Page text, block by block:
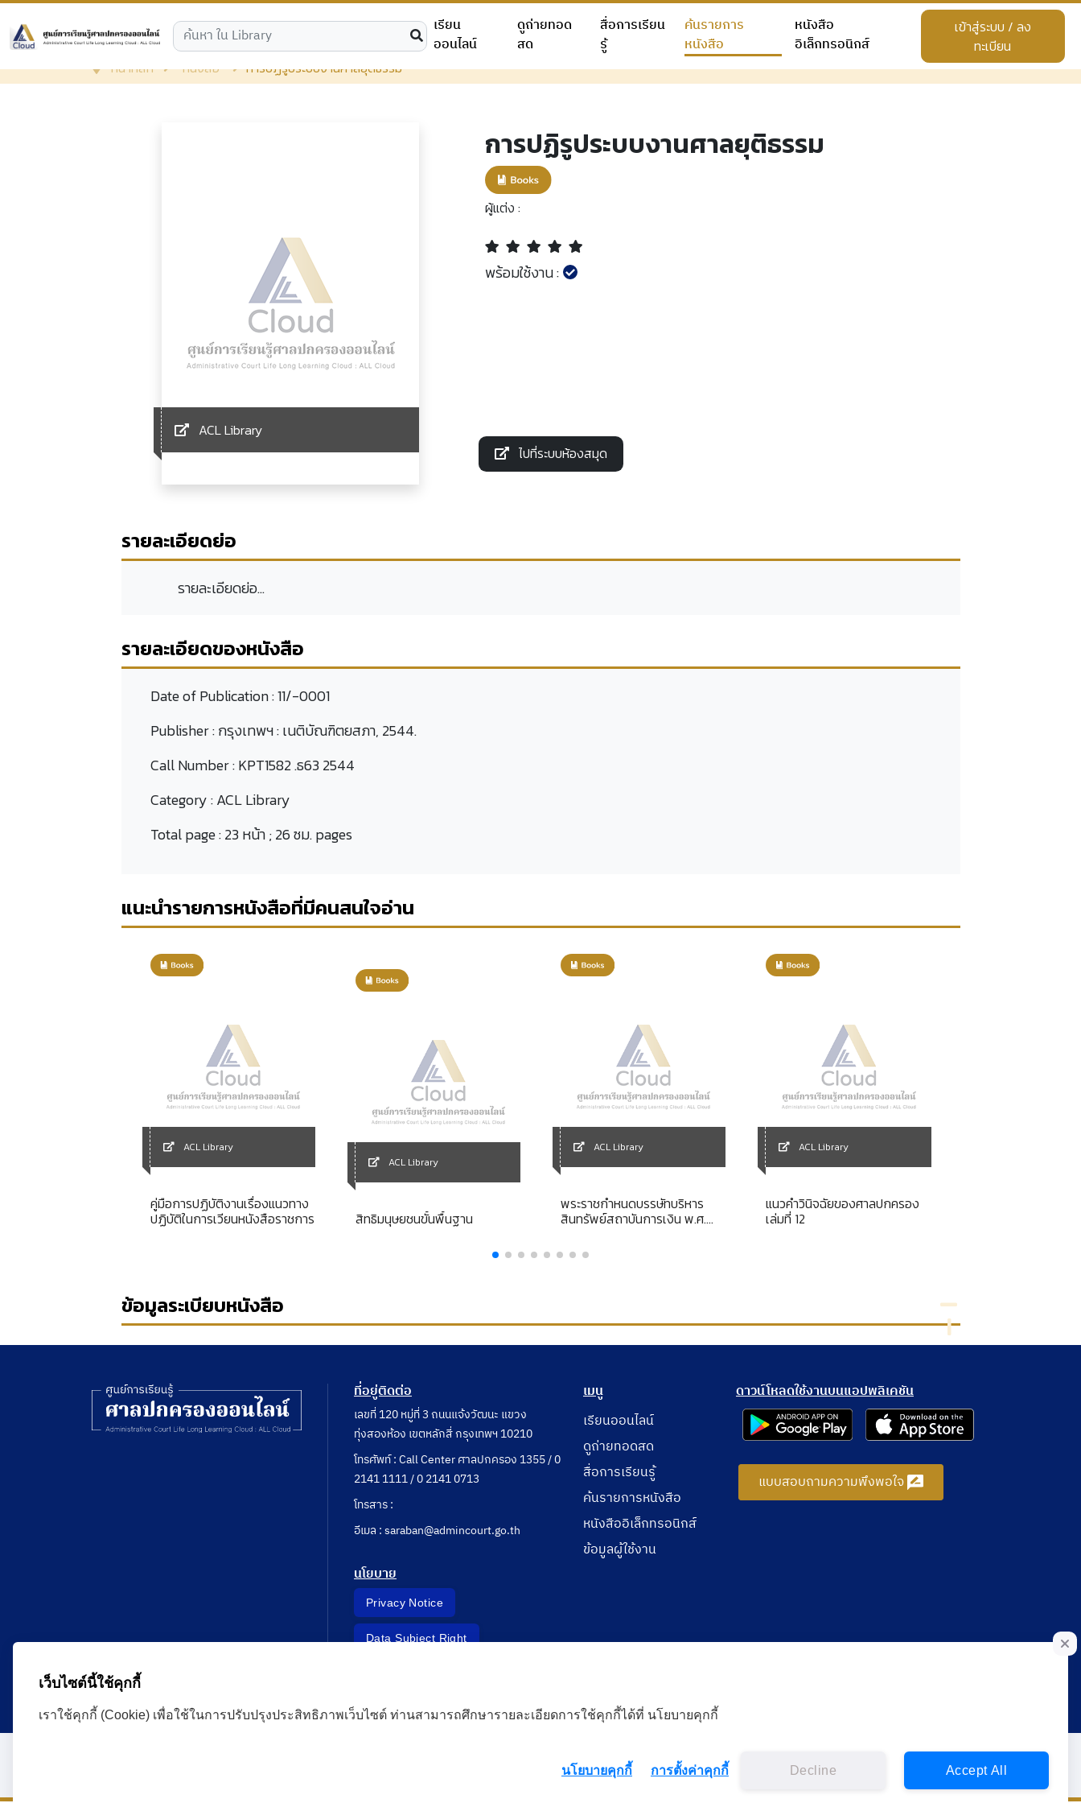
เรียน
ออนไลน์
ดูถ่ายทอด
สด
สื่อการเรียน
รู้
ค้นรายการ
หนังสือ
หนังสือ
อิเล็กทรอนิกส์
เข้าสู่ระบบ / ลง
ทะเบียน
หน้าหลัก
หนังสือ การปฏิรูประบบงานศาลยุติธรรม
ACL Library
การปฏิรูประบบงานศาลยุติธรรม
ผู้แต่ง :
พร้อมใช้งาน :
ไปที่ระบบห้องสมุด
รายละเอียดย่อ
รายละเอียดย่อ...
รายละเอียดของหนังสือ
Date of Publication :11/-0001
Publisher :กรุงเทพฯ : เนติบัณฑิตยสภา, 2544.
Call Number :KPT1582 .ธ63 2544
Category :ACL Library
Total page :23 หน้า ; 26 ซม. pages
แนะนำรายการหนังสือที่มีคนสนใจอ่าน
ACL Library
คู่มือการปฏิบัติงานเรื่องแนวทาง
ปฏิบัติในการเวียนหนังสือราชการ
ACL Library
สิทธิมนุษยชนขั้นพื้นฐาน
ACL Library
พระราชกำหนดบรรษัทบริหาร
สินทรัพย์สถาบันการเงิน พ.ศ.
ACL Library
แนวคำวินิจฉัยของศาลปกครอง
เล่มที่ 12
ข้อมูลระเบียบหนังสือ
ที่อยู่ติดต่อ
เลขที่ 120 หมู่ที่ 3 ถนนแจ้งวัฒนะ แขวง
ทุ่งสองห้อง เขตหลักสี่ กรุงเทพฯ 10210
โทรศัพท์ : Call Center ศาลปกครอง 1355 / 0
2141 1111 / 0 2141 0713
โทรสาร :
อีเมล : saraban@admincourt.go.th
นโยบาย
Privacy Notice
Data Subject Right
เมนู
เรียนออนไลน์
ดูถ่ายทอดสด
สื่อการเรียนรู้
ค้นรายการหนังสือ
หนังสืออิเล็กทรอนิกส์
ข้อมูลผู้ใช้งาน
ดาวน์โหลดใช้งานบนแอปพลิเคชัน
แบบสอบถามความพึงพอใจ
เว็บไซต์นี้ใช้คุกกี้
เราใช้คุกกี้ (Cookie) เพื่อใช้ในการปรับปรุงประสิทธิภาพเว็บไซต์ ท่านสามารถศึกษารายละเอียดการใช้คุกกี้ได้ที่ นโยบายคุกกี้
นโยบายคุกกี้ การตั้งค่าคุกกี้ Decline Accept All